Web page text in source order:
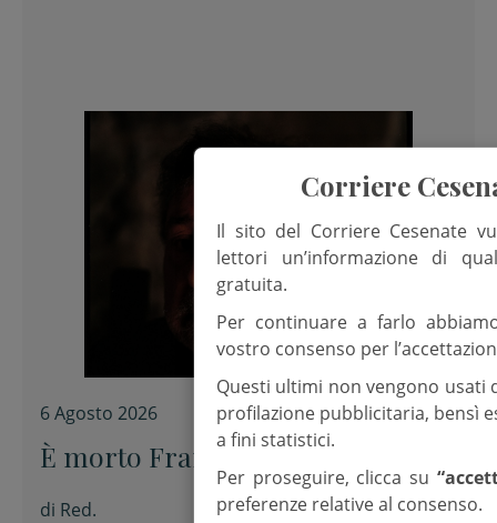
6 Agosto 2026
È morto Francesco Guccini
di Red.
Corriere
Il sito del Corriere Cesenate
lettori un’informazione di
gratuita.
Per continuare a farlo
vostro consenso per
Questi ultimi non vengono usati
profilazione pubblicitaria, bensì
a fini statistici.
Per proseguire, clicca su
preferenze relative al consenso.